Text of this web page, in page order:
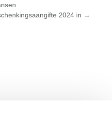
2024 in →